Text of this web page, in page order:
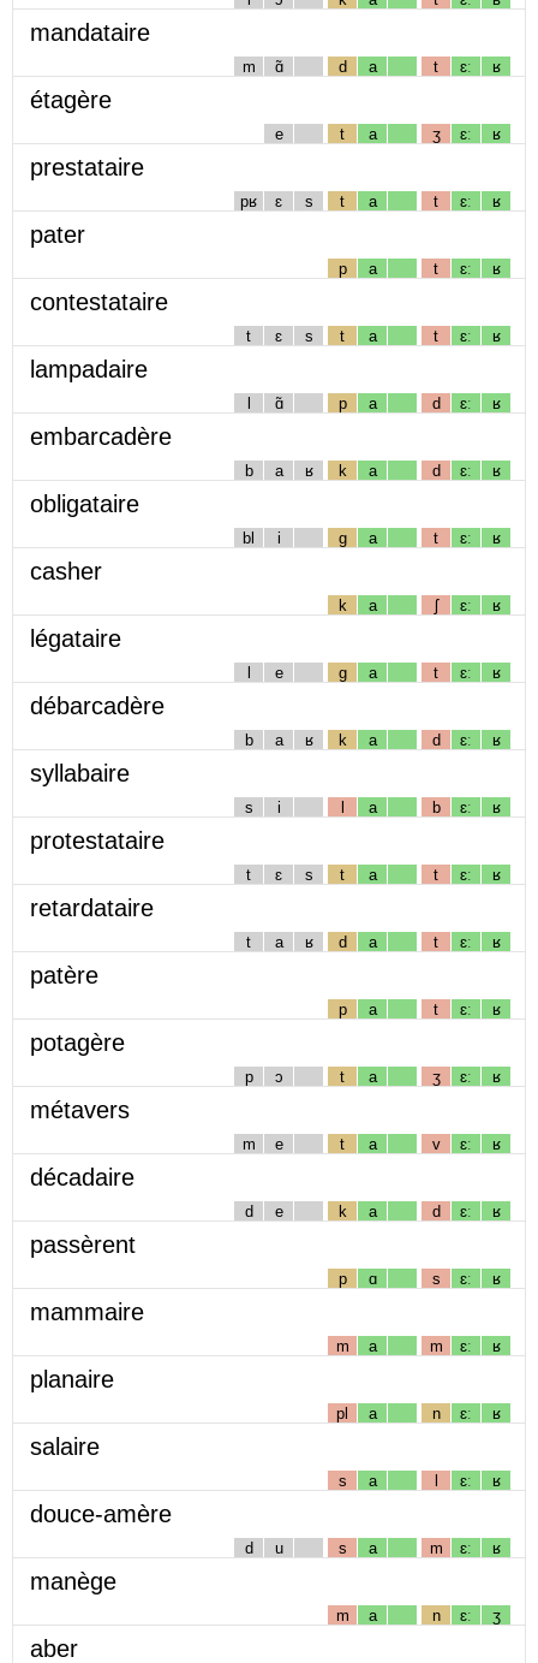
mandataire
m ɑ̃ d a t ɛː ʁ
étagère
e t a ʒ ɛː ʁ
prestataire
pʁ ɛ s t a t ɛː ʁ
pater
p a t ɛː ʁ
contestataire
t ɛ s t a t ɛː ʁ
lampadaire
l ɑ̃ p a d ɛː ʁ
embarcadère
b a ʁ k a d ɛː ʁ
obligataire
bl i g a t ɛː ʁ
casher
k a ʃ ɛː ʁ
légataire
l e g a t ɛː ʁ
débarcadère
b a ʁ k a d ɛː ʁ
syllabaire
s i l a b ɛː ʁ
protestataire
t ɛ s t a t ɛː ʁ
retardataire
t a ʁ d a t ɛː ʁ
patère
p a t ɛː ʁ
potagère
p ɔ t a ʒ ɛː ʁ
métavers
m e t a v ɛː ʁ
décadaire
d e k a d ɛː ʁ
passèrent
p ɑ s ɛː ʁ
mammaire
m a m ɛː ʁ
planaire
pl a n ɛː ʁ
salaire
s a l ɛː ʁ
douce-amère
d u s a m ɛː ʁ
manège
m a n ɛː ʒ
aber